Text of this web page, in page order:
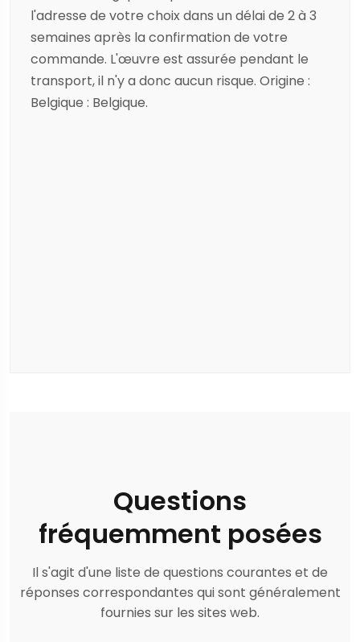
l'adresse de votre choix dans un délai de 2 à 3
semaines après la confirmation de votre
commande. L'œuvre est assurée pendant le
transport, il n'y a donc aucun risque. Origine :
Belgique : Belgique.
Questions
fréquemment posées
Il s'agit d'une liste de questions courantes et de
réponses correspondantes qui sont généralement
fournies sur les sites web.